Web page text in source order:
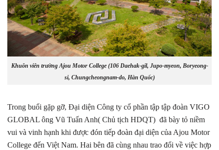
Khuôn viên trường Ajou Motor College (106 Daehak-gil, Jupo-myeon, Boryeong-
si, Chungcheongnam-do, Hàn Quốc)
Trong buổi gặp gỡ, Đại diện Công ty cổ phần tập tập đoàn VIGO
GLOBAL ông Vũ Tuấn Anh( Chủ tịch HDQT) đã bày tỏ niềm
vui và vinh hạnh khi được đón tiếp đoàn đại diện của Ajou Motor
College đến Việt Nam. Hai bên đã cùng nhau trao đổi về việc hợp